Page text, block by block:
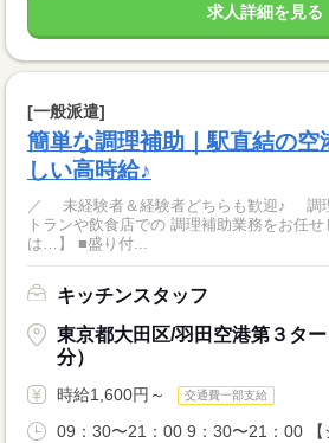
求人詳細を見る
[一般派遣]
簡単な調理補助｜駅直結の
しい高時給♪
／ 未経験者＆経験者どちらも歓迎♪ 調理補助
トランや飲食店での 調理補助業務をお任せします◎
は…】 ■盛り付...
キッチンスタッフ
東京都大田区/羽田空港第３タ
分）
時給1,600円～ 交通費一部支給
09：30〜21：00 9：30〜21：00 【